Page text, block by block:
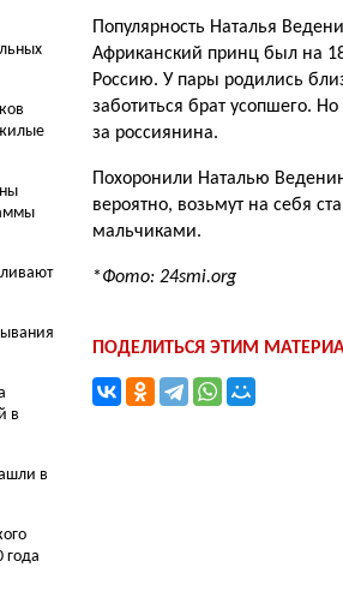
Популярность Наталья
Африканский принц был на
Россию. У пары родились
заботиться брат усопшего.
за россиянина.
Похоронили Наталью
вероятно, возьмут на себя
мальчиками.
*Фото: 24smi.org
ПОДЕЛИТЬСЯ ЭТИМ
в
в
года